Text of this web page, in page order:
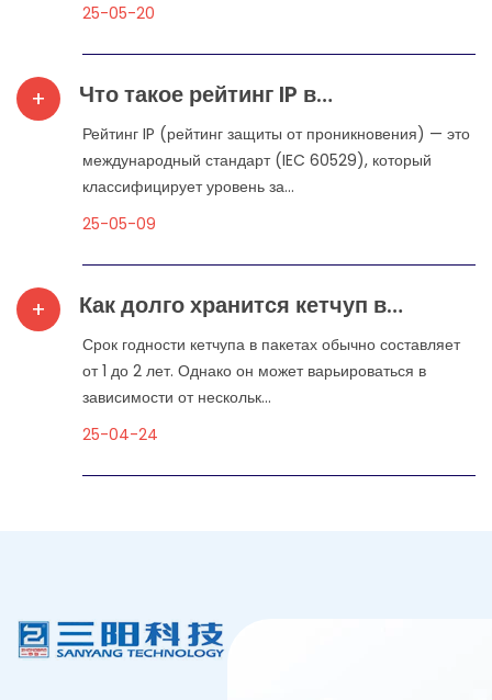
25-05-20
+
Что такое рейтинг IP в
упаковочной машине? Важен ли
он для упаковочного и
фасовочного оборудования?
Рейтинг IP (рейтинг защиты от проникновения) — это
международный стандарт (IEC 60529), который
классифицирует уровень за...
25-05-09
+
Как долго хранится кетчуп в
пакетах?
Срок годности кетчупа в пакетах обычно составляет
от 1 до 2 лет. Однако он может варьироваться в
зависимости от нескольк...
25-04-24